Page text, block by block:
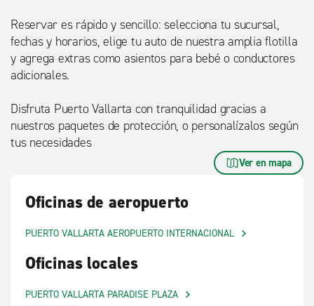
Reservar es rápido y sencillo: selecciona tu sucursal,
fechas y horarios, elige tu auto de nuestra amplia flotilla
y agrega extras como asientos para bebé o conductores
adicionales.
Disfruta Puerto Vallarta con tranquilidad gracias a
nuestros paquetes de protección, o personalízalos según
tus necesidades
Ver en mapa
Oficinas de aeropuerto
PUERTO VALLARTA AEROPUERTO INTERNACIONAL
Oficinas locales
PUERTO VALLARTA PARADISE PLAZA